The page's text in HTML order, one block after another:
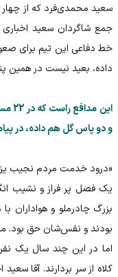
سعید محمدی‌فرد که از چهار
جمع شاگردان سعید
خط دفاعی این تیم برای
داده، بعید نیست در همین
این
و دو پاس گل هم داده، در
«درود خدمت مردم نجیب
یک فصل پر فراز و نشیب
بزرگ چادرملو و هواداران
بودند و نفس‌شان حق بود.
اما در این چند سال یک نفر
کلاه از سر بردارند. آقا